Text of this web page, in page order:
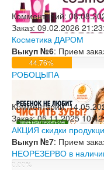
Комментарий:
Заказ: 09.02.2026
Косметика ДАРОМ
Выкуп №6: Прием
44.76%
РОБОЦЫПА
Комментарий:
Заказ:05.11.2025
АКЦИЯ скидки
Выкуп №7: Прием
НЕОРЕЗЕРВО в
0.00%